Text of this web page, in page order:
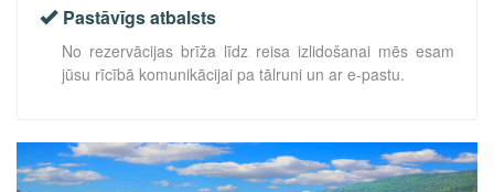
Pastāvīgs atbalsts
No rezervācijas brīža līdz reisa izlidošanai mēs esam
jūsu rīcībā komunikācijai pa tālruni un ar e-pastu.